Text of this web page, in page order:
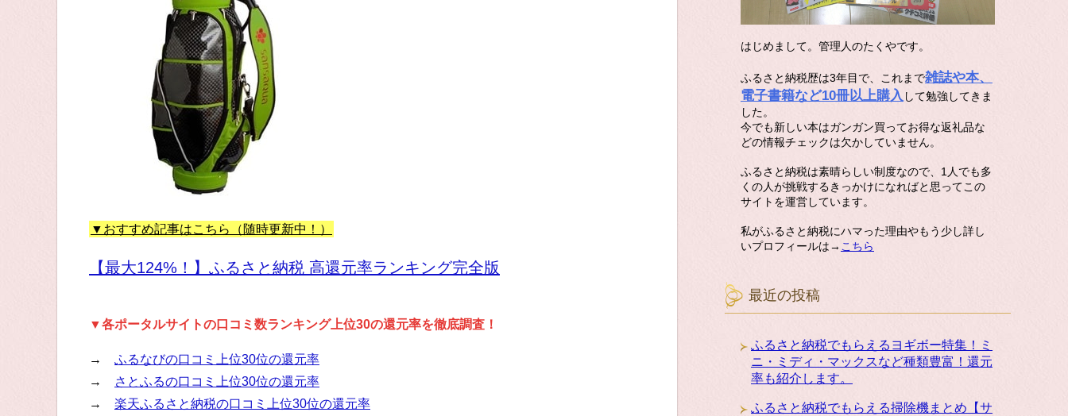
▼おすすめ記事はこちら（随時更新中！）
【最大124%！】ふるさと納税 高還元率ランキング完全版
▼各ポータルサイトの口コミ数ランキング上位30の還元率を徹底調査！
→ ふるなびの口コミ上位30位の還元率
→
さとふるの口コミ上位30位の還元率
→ 楽天ふるさと納税の口コミ上位30位の還元率
はじめまして。管理人のたくやです。
ふるさと納税歴は3年目で、これまで雑誌や本、
電子書籍など10冊以上購入 して勉強してきま
した。
今でも新しい本はガンガン買ってお得な返礼品な
どの情報チェックは欠かしていません。
ふるさと納税は素晴らしい制度なので、1人でも多
くの人が挑戦するきっかけになればと思ってこの
サイトを運営しています。
私がふるさと納税にハマった理由やもう少し詳し
いプロフィールは→ こちら
最近の投稿
ふるさと納税でもらえるヨギボー特集！ミ
ニ・ミディ・マックスなど種類豊富！還元
率も紹介します。
ふるさと納税でもらえる掃除機まとめ【サ